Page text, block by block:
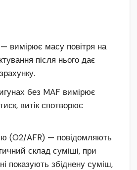
вимірює масу повітря на
після нього дає
без MAF вимірює
витік спотворює
(O2/AFR) — повідомляють
склад суміші, при
показують збіднену суміш,